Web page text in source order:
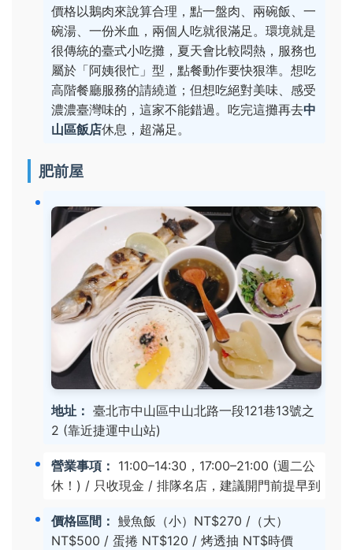
價格以鵝肉來說算合理，點一盤肉、兩碗飯、一
碗湯、一份米血，兩個人吃就很滿足。環境就是
很傳統的臺式小吃攤，夏天會比較悶熱，服務也
屬於「阿姨很忙」型，點餐動作要快狠準。想吃
高階餐廳服務的請繞道；但想吃絕對美味、感受
濃濃臺灣味的，這家不能錯過。吃完這攤再去中
山區飯店休息，超滿足。
肥前屋
地址： 臺北市中山區中山北路一段121巷13號之
2 (靠近捷運中山站)
營業事項： 11:00–14:30，17:00–21:00 (週二公
休！) / 只收現金 / 排隊名店，建議開門前提早到
價格區間： 鰻魚飯（小）NT$270 /（大）
NT$500 / 蛋捲 NT$120 / 烤透抽 NT$時價